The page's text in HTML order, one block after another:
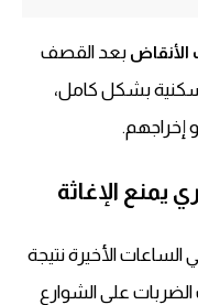
الأنقاض بعد القصف
بشكل كامل،
إخراجهم.
يمنع الإغاثة
الساعات الأخيرة نتيجة
على الشوارع